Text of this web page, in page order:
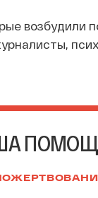
возбудили